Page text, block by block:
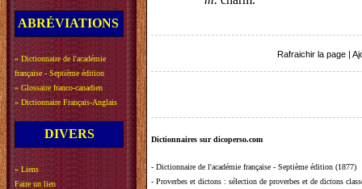
ABRÉVIATIONS
» Dictionnaire de l'académie
française - Septième édition
» Glossaire franco-canadien
» Dictionnaire Français-Anglais
DIVERS
» Liens
Faire un lien
Rafraichir la page
Dictionnaires sur dicoperso.com
- Dictionnaire de l'académie française - Septième édition (1877)
- Proverbes et dictons : sélection de proverbes et de dictons